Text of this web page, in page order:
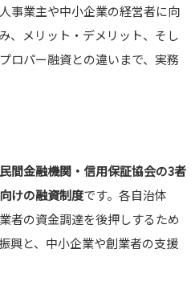
事業主や中小企業の経営者に向
、メリット・デメリット、そし
ロパー融資との違いまで、実務
間金融機関・信用保証協会の3者
けの融資制度です。各自治体
者の資金調達を後押しするため
興と、中小企業や創業者の支援